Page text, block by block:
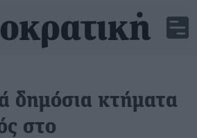
δημόσια κτήματα
στο